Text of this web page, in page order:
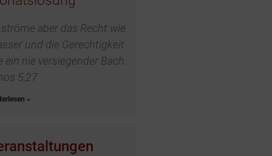
aber das Recht wie
und die Gerechtigkeit
ein nie versiegender Bach.
5,27
»